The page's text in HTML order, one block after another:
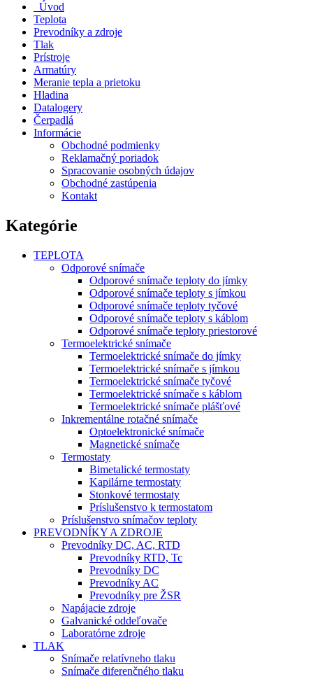
Úvod
Teplota
Prevodníky a zdroje
Tlak
Prístroje
Armatúry
Meranie tepla a prietoku
Hladina
Datalogery
Čerpadlá
Informácie
Obchodné podmienky
Reklamačný poriadok
Spracovanie osobných údajov
Obchodné zastúpenia
Kontakt
Kategórie
TEPLOTA
Odporové snímače
Odporové snímače teploty do jímky
Odporové snímače teploty s jímkou
Odporové snímače teploty tyčové
Odporové snímače teploty s káblom
Odporové snímače teploty priestorové
Termoelektrické snímače
Termoelektrické snímače do jímky
Termoelektrické snímače s jímkou
Termoelektrické snímače tyčové
Termoelektrické snímače s káblom
Termoelektrické snímače plášťové
Inkrementálne rotačné snímače
Optoelektronické snímače
Magnetické snímače
Termostaty
Bimetalické termostaty
Kapilárne termostaty
Stonkové termostaty
Príslušenstvo k termostatom
Príslušenstvo snímačov teploty
PREVODNÍKY A ZDROJE
Prevodníky DC, AC, RTD
Prevodníky RTD, Tc
Prevodníky DC
Prevodníky AC
Prevodníky pre ŽSR
Napájacie zdroje
Galvanické oddeľovače
Laboratórne zdroje
TLAK
Snímače relatívneho tlaku
Snímače diferenčného tlaku